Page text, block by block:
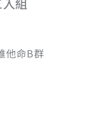
他命B群